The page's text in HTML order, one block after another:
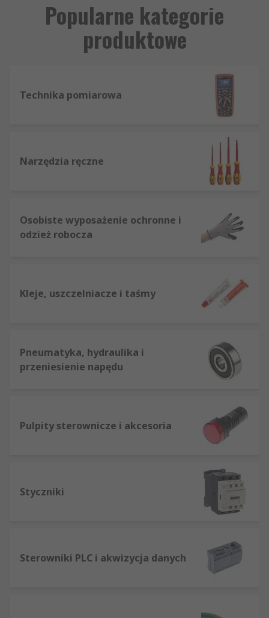
Popularne kategorie
produktowe
Technika pomiarowa
Narzędzia ręczne
Osobiste wyposażenie ochronne i
odzież robocza
Kleje, uszczelniacze i taśmy
Pneumatyka, hydraulika i
przeniesienie napędu
Pulpity sterownicze i akcesoria
Styczniki
Sterowniki PLC i akwizycja danych